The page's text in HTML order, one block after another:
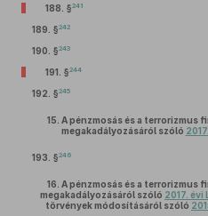
188. §241
189. §242
190. §243
191. §244
192. §245
15. A pénzmosás és a terrorizmus
megakadályozásáról szóló
193. §246
16. A pénzmosás és a terrorizmus
megakadályozásáról szóló 2017. évi
törvények módosításáról szóló